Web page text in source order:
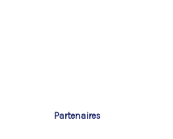
Partenaires